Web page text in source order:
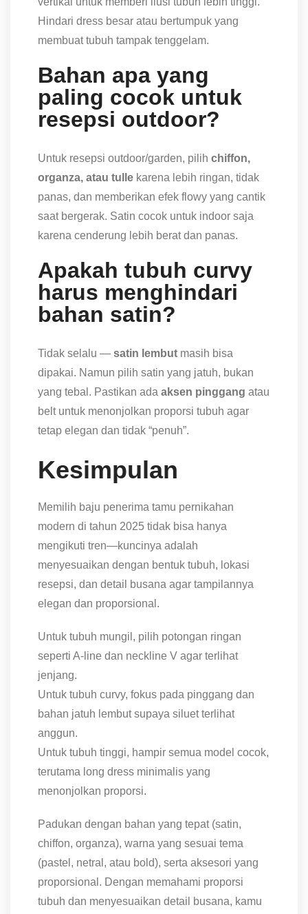
Hindari dress besar atau bertumpuk yang
membuat tubuh tampak tenggelam.
Bahan apa yang
paling cocok untuk
resepsi outdoor?
Untuk resepsi outdoor/garden, pilih chiffon,
organza, atau tulle karena lebih ringan, tidak
panas, dan memberikan efek flowy yang cantik
saat bergerak. Satin cocok untuk indoor saja
karena cenderung lebih berat dan panas.
Apakah tubuh curvy
harus menghindari
bahan satin?
Tidak selalu — satin lembut masih bisa
dipakai. Namun pilih satin yang jatuh, bukan
yang tebal. Pastikan ada aksen pinggang atau
belt untuk menonjolkan proporsi tubuh agar
tetap elegan dan tidak “penuh”.
Kesimpulan
Memilih baju penerima tamu pernikahan
modern di tahun 2025 tidak bisa hanya
mengikuti tren—kuncinya adalah
menyesuaikan dengan bentuk tubuh, lokasi
resepsi, dan detail busana agar tampilannya
elegan dan proporsional.
Untuk tubuh mungil, pilih potongan ringan
seperti A-line dan neckline V agar terlihat
jenjang.
Untuk tubuh curvy, fokus pada pinggang dan
bahan jatuh lembut supaya siluet terlihat
anggun.
Untuk tubuh tinggi, hampir semua model cocok,
terutama long dress minimalis yang
menonjolkan proporsi.
Padukan dengan bahan yang tepat (satin,
chiffon, organza), warna yang sesuai tema
(pastel, netral, atau bold), serta aksesori yang
proporsional. Dengan memahami proporsi
tubuh dan menyesuaikan detail busana, kamu